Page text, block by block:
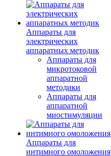
Аппараты для
электрических
аппаратных методик
Аппараты для
микротоковой
аппаратной
методики
Аппараты для
аппаратной
миостимуляции
Аппараты для
интимного омоложения